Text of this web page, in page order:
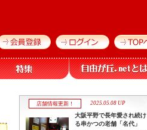
店舗情報更新！ 2025.05.08 UP
大阪平野で長年愛され続け
る串かつの老舗「名代」